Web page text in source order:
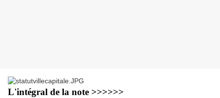
L'intégral de la note >>>>>>